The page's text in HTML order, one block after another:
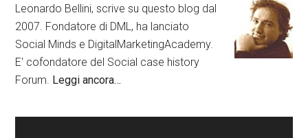
Leonardo Bellini, scrive su questo blog dal
2007. Fondatore di DML, ha lanciato
Social Minds e DigitalMarketingAcademy.
E' cofondatore del Social case history
Forum. Leggi ancora…